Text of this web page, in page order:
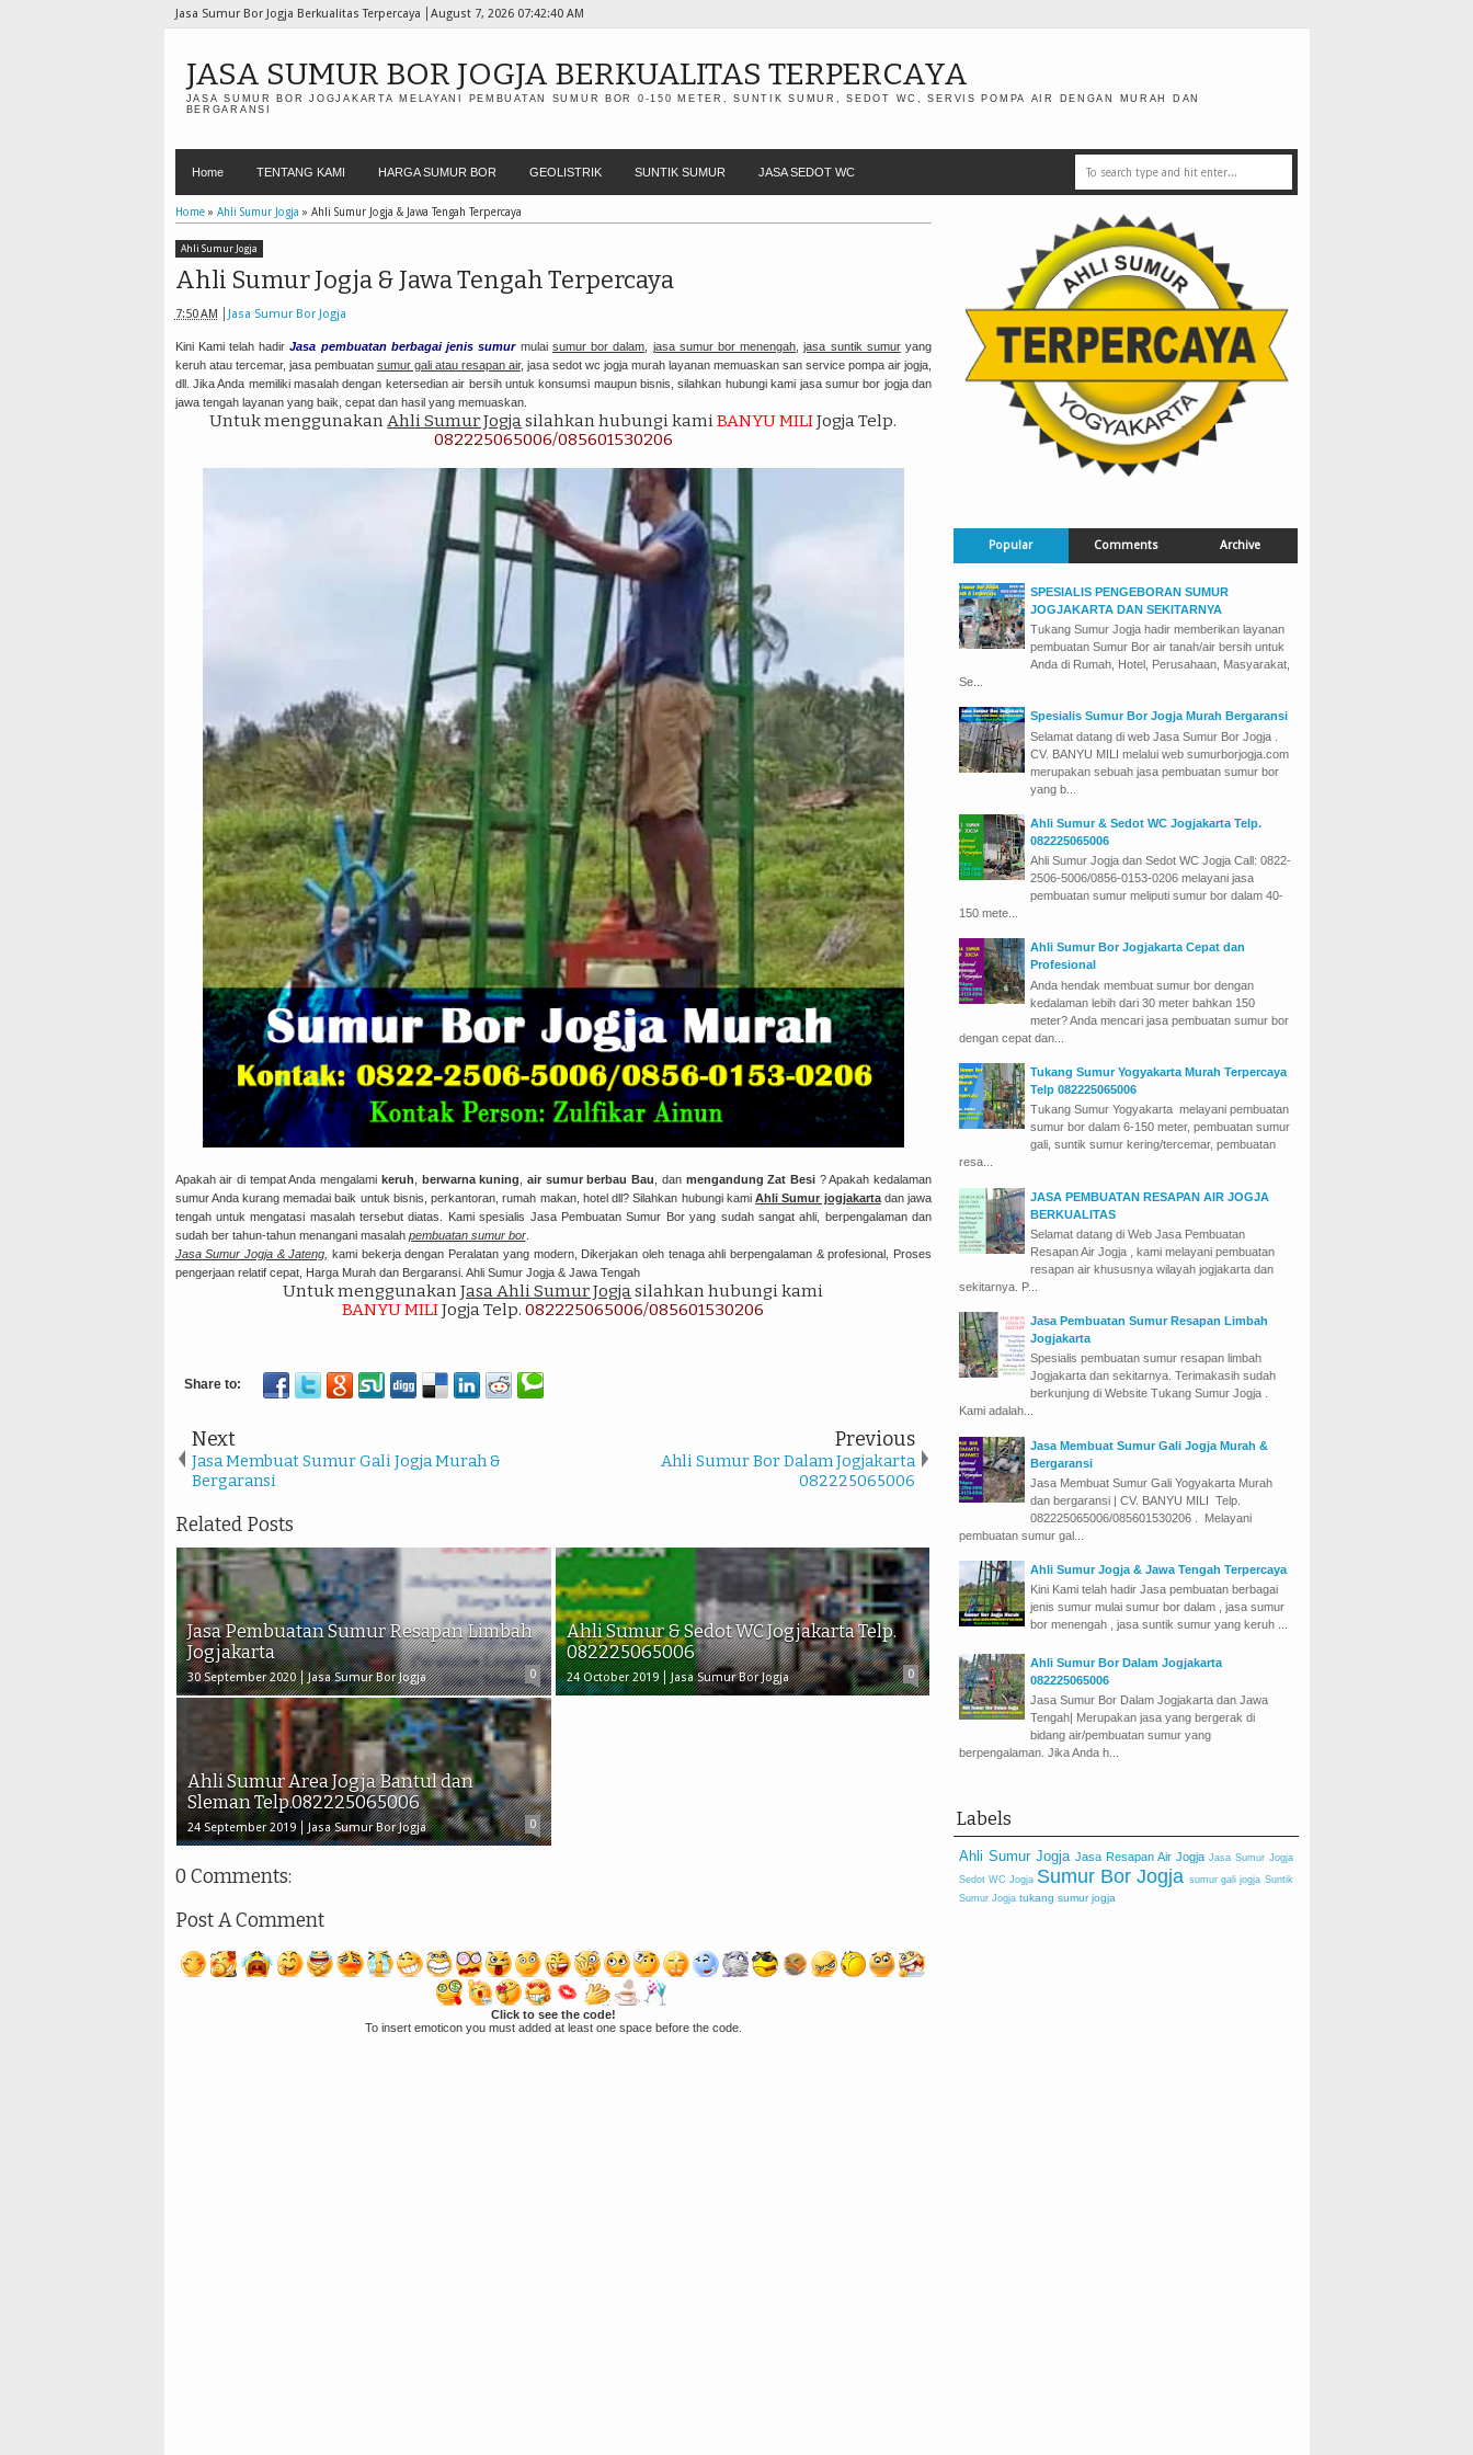
Jasa Sumur Bor Jogja Berkualitas Terpercaya August 7, 2026 07:42:41 AM
JASA SUMUR BOR JOGJA BERKUALITAS TERPERCAYA
JASA SUMUR BOR JOGJAKARTA MELAYANI PEMBUATAN SUMUR BOR 0-150 METER, SUNTIK SUMUR, SEDOT WC, SERVIS POMPA AIR DENGAN MURAH DAN
BERGARANSI
Home TENTANG KAMI HARGA SUMUR BOR GEOLISTRIK SUNTIK SUMUR JASA SEDOT WC
Home» Ahli Sumur Jogja » Ahli Sumur Jogja & Jawa Tengah Terpercaya
Ahli Sumur Jogja
Ahli Sumur Jogja & Jawa Tengah Terpercaya
7:50 AM Jasa Sumur Bor Jogja
Kini Kami telah hadirJasa pembuatan berbagai jenis sumurmulai sumur bor dalam jasa sumur bor menengah ,jasa suntik sumuryang
keruh atau tercemar, jasa pembuatan sumur gali atau resapan air, jasa sedot wc jogja murah layanan memuaskan san service pompa air jogja,
dll. Jika Anda memiliki masalah dengan ketersedian air bersih untuk konsumsi maupun bisnis, silahkan hubungi kami jasa sumur bor jogja dan
jawa tengah layanan yang baik, cepat dan hasil yang memuaskan.
Untuk menggunakan Ahli Sumur Jogja silahkan hubungi kamiBANYU MILIJogja Telp.
082225065006/085601530206
Apakah air di tempat Anda mengalami keruh berwarna kuning air sumur berbau Bau , dan mengandung Zat Besi? Apakah kedalaman
sumur Anda kurang memadai baik untuk bisnis, perkantoran, rumah makan, hotel dll? Silahkan hubungi kamiAhli Sumur jogjakartadan jawa
tengah untuk mengatasi masalah tersebut diatas. Kami spesialis Jasa Pembuatan Sumur Bor yang sudah sangat ahli, berpengalaman dan
sudah ber tahun-tahun menangani masalah pembuatan sumur bor.
Jasa Sumur Jogja & Jateng, kami bekerja dengan Peralatan yang modern, Dikerjakan oleh tenaga ahli berpengalaman & profesional, Proses
pengerjaan relatif cepat, Harga Murah dan Bergaransi. Ahli Sumur Jogja & Jawa Tengah
Untuk menggunakanJasa Ahli Sumur Jogjasilahkan hubungi kami
BANYU MILIJogja Telp.082225065006/085601530206
Next
Jasa Membuat Sumur Gali Jogja Murah &
Bergaransi
Previous
Ahli Sumur Bor Dalam Jogjakarta
082225065006
Related Posts
Jasa Pembuatan Sumur Resapan Limbah
Jogjakarta
30 September 2020 Jasa Sumur Bor Jogja 0
Ahli Sumur & Sedot WC Jogjakarta Telp.
082225065006
24 October 2019 Jasa Sumur Bor Jogja 0
Ahli Sumur Area Jogja Bantul dan
Sleman Telp.082225065006
24 September 2019 Jasa Sumur Bor Jogja 0
0 Comments:
Post A Comment
Click to see the code!
To insert emoticon you must added at least one space before the code.
Popular Comments Archive
SPESIALIS PENGEBORAN SUMUR
JOGJAKARTA DAN SEKITARNYA
Tukang Sumur Jogja hadir memberikan layanan
pembuatan Sumur Bor air tanah/air bersih untuk
Anda di Rumah, Hotel, Perusahaan, Masyarakat,
Se...
Spesialis Sumur Bor Jogja Murah Bergaransi
Selamat datang di web Jasa Sumur Bor Jogja .
CV. BANYU MILI melalui web sumurborjogja.com
merupakan sebuah jasa pembuatan sumur bor
yang b...
Ahli Sumur & Sedot WC Jogjakarta Telp.
082225065006
Ahli Sumur Jogja dan Sedot WC Jogja Call: 0822-
2506-5006/0856-0153-0206 melayani jasa
pembuatan sumur meliputi sumur bor dalam 40-
150 mete...
Ahli Sumur Bor Jogjakarta Cepat dan
Profesional
Anda hendak membuat sumur bor dengan
kedalaman lebih dari 30 meter bahkan 150
meter? Anda mencari jasa pembuatan sumur bor
dengan cepat dan...
Tukang Sumur Yogyakarta Murah Terpercaya
Telp 082225065006
Tukang Sumur Yogyakarta melayani pembuatan
sumur bor dalam 6-150 meter, pembuatan sumur
gali, suntik sumur kering/tercemar, pembuatan
resa...
JASA PEMBUATAN RESAPAN AIR JOGJA
BERKUALITAS
Selamat datang di Web Jasa Pembuatan
Resapan Air Jogja , kami melayani pembuatan
resapan air khususnya wilayah jogjakarta dan
sekitarnya. P...
Jasa Pembuatan Sumur Resapan Limbah
Jogjakarta
Spesialis pembuatan sumur resapan limbah
Jogjakarta dan sekitarnya. Terimakasih sudah
berkunjung di Website Tukang Sumur Jogja .
Kami adalah...
Jasa Membuat Sumur Gali Jogja Murah &
Bergaransi
Jasa Membuat Sumur Gali Yogyakarta Murah
dan bergaransi | CV. BANYU MILI Telp.
082225065006/085601530206 . Melayani
pembuatan sumur gal...
Ahli Sumur Jogja & Jawa Tengah Terpercaya
Kini Kami telah hadir Jasa pembuatan berbagai
jenis sumur mulai sumur bor dalam , jasa sumur
bor menengah , jasa suntik sumur yang keruh ...
Ahli Sumur Bor Dalam Jogjakarta
082225065006
Jasa Sumur Bor Dalam Jogjakarta dan Jawa
Tengah| Merupakan jasa yang bergerak di
bidang air/pembuatan sumur yang
berpengalaman. Jika Anda h...
Labels
Ahli Sumur Jogja Jasa Resapan Air Jogja Jasa Sumur Jogja
Sedot WC Jogja Sumur Bor Jogja sumur gali jogja Suntik
Sumur Jogja tukang sumur jogja